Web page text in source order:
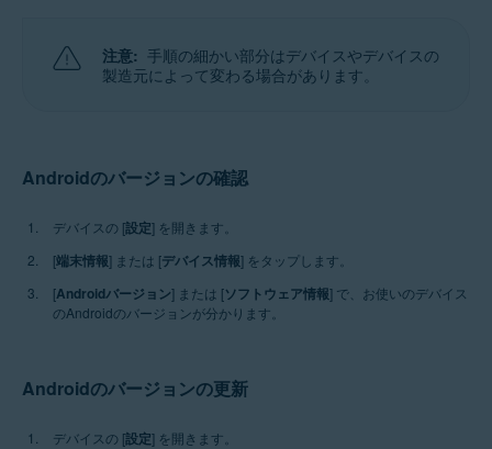
注意: 手順の細かい部分はデバイスやデバイスの
製造元によって変わる場合があります。
Androidのバージョンの確認
デバイスの [設定] を開きます。
[端末情報] または [デバイス情報] をタップします。
[Androidバージョン] または [ソフトウェア情報] で、お使いのデバイス
のAndroidのバージョンが分かります。
Androidのバージョンの更新
デバイスの [設定] を開きます。